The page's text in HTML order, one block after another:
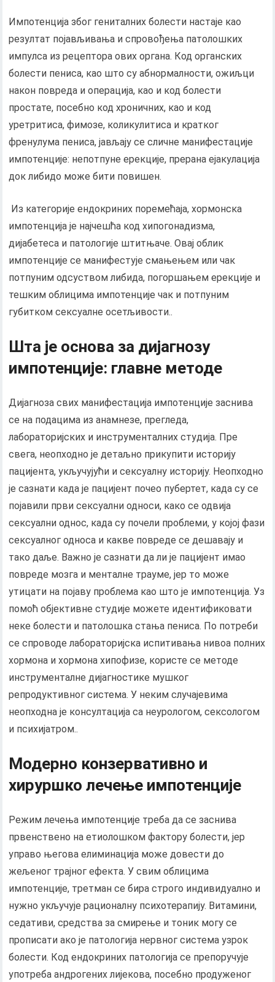
Импотенција због гениталних болести настаје као
резултат појављивања и спровођења патолошких
импулса из рецептора ових органа. Код органских
болести пениса, као што су абнормалности, ожиљци
након повреда и операција, као и код болести
простате, посебно код хроничних, као и код
уретритиса, фимозе, коликулитиса и кратког
френулума пениса, јављају се сличне манифестације
импотенције: непотпуне ерекције, прерана ејакулација
док либидо може бити повишен.
Из категорије ендокриних поремећаја, хормонска
импотенција је најчешћа код хипогонадизма,
дијабетеса и патологије штитњаче. Овај облик
импотенције се манифестује смањењем или чак
потпуним одсуством либида, погоршањем ерекције и
тешким облицима импотенције чак и потпуним
губитком сексуалне осетљивости..
Шта је основа за дијагнозу
импотенције: главне методе
Дијагноза свих манифестација импотенције заснива
се на подацима из анамнезе, прегледа,
лабораторијских и инструменталних студија. Пре
свега, неопходно је детаљно прикупити историју
пацијента, укључујући и сексуалну историју. Неопходно
је сазнати када је пацијент почео пубертет, када су се
појавили први сексуални односи, како се одвија
сексуални однос, када су почели проблеми, у којој фази
сексуалног односа и какве повреде се дешавају и
тако даље. Важно је сазнати да ли је пацијент имао
повреде мозга и менталне трауме, јер то може
утицати на појаву проблема као што је импотенција. Уз
помоћ објективне студије можете идентификовати
неке болести и патолошка стања пениса. По потреби
се спроводе лабораторијска испитивања нивоа полних
хормона и хормона хипофизе, користе се методе
инструменталне дијагностике мушког
репродуктивног система. У неким случајевима
неопходна је консултација са неурологом, сексологом
и психијатром..
Модерно конзервативно и
хируршко лечење импотенције
Режим лечења импотенције треба да се заснива
првенствено на етиолошком фактору болести, јер
управо његова елиминација може довести до
жељеног трајног ефекта. У свим облицима
импотенције, третман се бира строго индивидуално и
нужно укључује рационалну психотерапију. Витамини,
седативи, средства за смирење и тоник могу се
прописати ако је патологија нервног система узрок
болести. Код ендокриних патологија се препоручује
употреба андрогених лијекова, посебно продуженог